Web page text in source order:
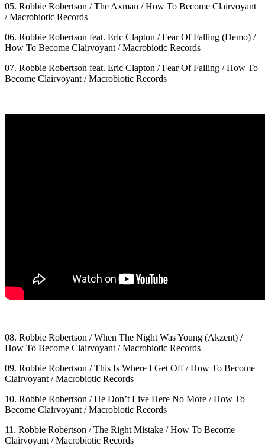
05. Robbie Robertson / The Axman / How To Become Clairvoyant
/ Macrobiotic Records
06. Robbie Robertson feat. Eric Clapton / Fear Of Falling (Demo) /
How To Become Clairvoyant / Macrobiotic Records
07. Robbie Robertson feat. Eric Clapton / Fear Of Falling / How To
Become Clairvoyant / Macrobiotic Records
08. Robbie Robertson / When The Night Was Young (Akzent) /
How To Become Clairvoyant / Macrobiotic Records
09. Robbie Robertson / This Is Where I Get Off / How To Become
Clairvoyant / Macrobiotic Records
10. Robbie Robertson / He Don’t Live Here No More / How To
Become Clairvoyant / Macrobiotic Records
11. Robbie Robertson / The Right Mistake / How To Become
Clairvoyant / Macrobiotic Records